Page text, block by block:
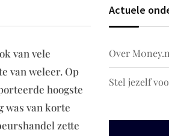
van vele
van weleer. Op
hoogste
was van korte
zette
Actuele
Over
Stel jezelf